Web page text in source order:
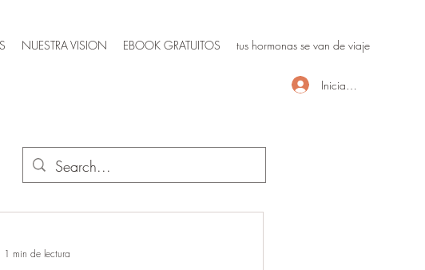
NUESTRA VISION EBOOK GRATUITOS tus hormonas se van de viaje
Iniciar sesión
1 min de lectura